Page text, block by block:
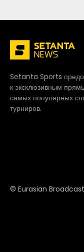
Setanta Sports
к эксклюзивным
самых популярных
турниров.
© Eurasian